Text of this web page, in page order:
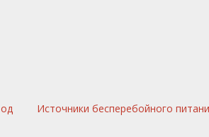
Источники бесперебойного